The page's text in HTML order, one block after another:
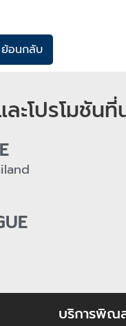
ย้อนกลับ
ะโปรโมชันที่
บริการพิณ